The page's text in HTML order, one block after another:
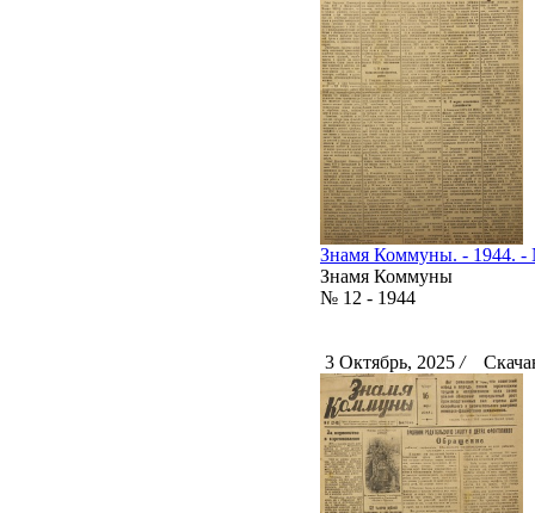
Знамя Коммуны. - 1944. -
Знамя Коммуны
№ 12 - 1944
3 Октябрь, 2025 /